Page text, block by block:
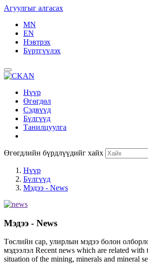
Агуулгыг алгасах
MN
EN
Нэвтрэх
Бүртгүүлэх
Нүүр
Өгөгдөл
Сэдвүүд
Бүлгүүд
Танилцуулга
Өгөгдлийн бүрдлүүдийг хайх
Нүүр
Бүлгүүд
Мэдээ - News
Мэдээ - News
Төслийн сар, улирлын мэдээ болон
мэдээлэл Recent news which are related with
situation of the mining, minerals and mineral